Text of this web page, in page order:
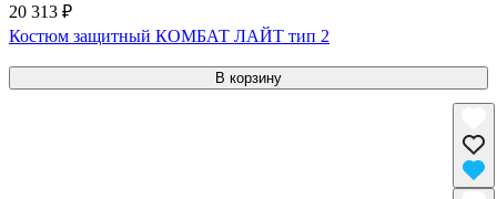
20 313 ₽
Костюм защитный КОМБАТ ЛАЙТ тип 2
В корзину